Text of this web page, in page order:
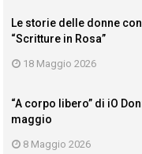
Le storie delle donne
“Scritture in Rosa”
18 Maggio 2026
“A corpo libero” di iO
maggio
8 Maggio 2026